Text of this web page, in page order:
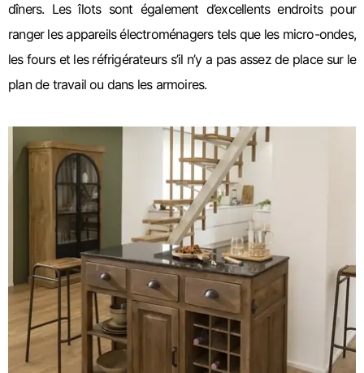
dîners. Les îlots sont également d’excellents endroits pour
ranger les appareils électroménagers tels que les micro-ondes,
les fours et les réfrigérateurs s’il n’y a pas assez de place sur le
plan de travail ou dans les armoires.